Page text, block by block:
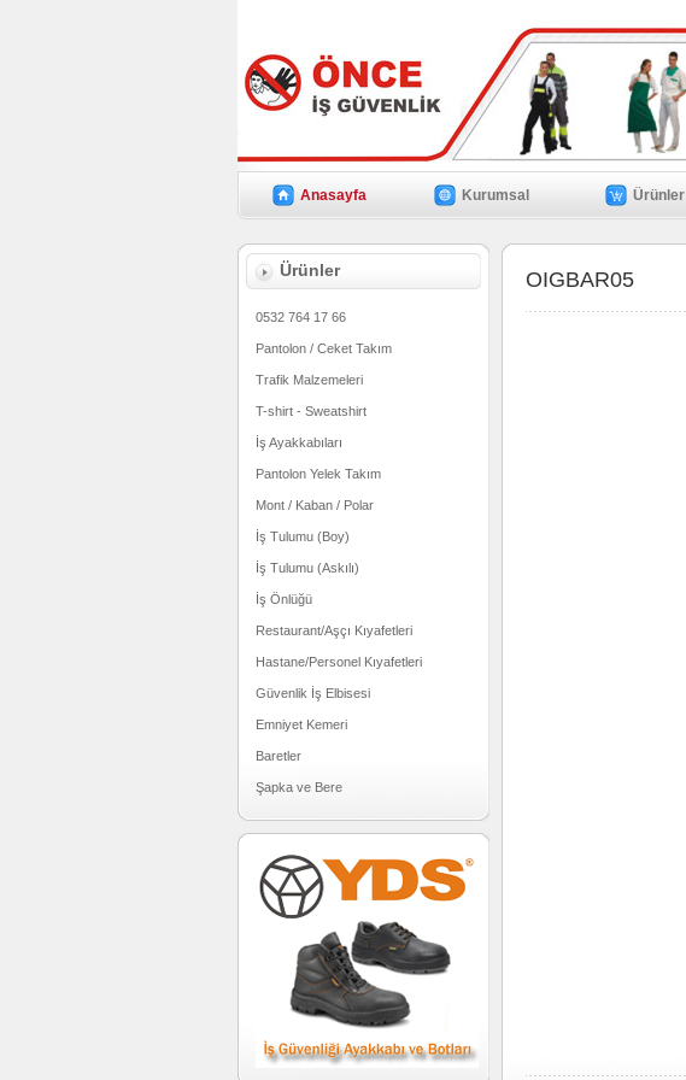
Anasayfa Kurumsal Ürünler
OIGBAR05
Ürünler
0532 764 17 66
Pantolon / Ceket Takım
Trafik Malzemeleri
T-shirt - Sweatshirt
İş Ayakkabıları
Pantolon Yelek Takım
Mont / Kaban / Polar
İş Tulumu (Boy)
İş Tulumu (Askılı)
İş Önlüğü
Restaurant/Aşçı Kıyafetleri
Hastane/Personel Kıyafetleri
Güvenlik İş Elbisesi
Emniyet Kemeri
Baretler
Şapka ve Bere